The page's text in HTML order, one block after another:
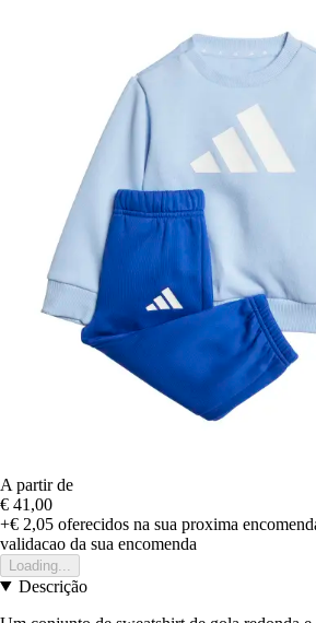
A partir de
€ 41,00
+€ 2,05 oferecidos na sua proxima
validacao da sua encomenda
Loading...
Descrição